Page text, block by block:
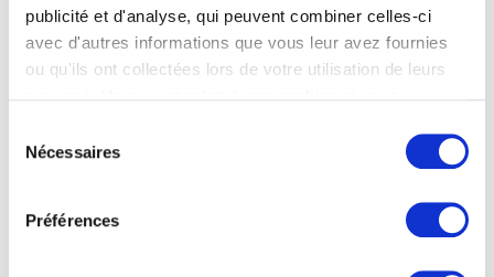
publicité et d'analyse, qui peuvent combiner celles-ci
avec d'autres informations que vous leur avez fournies
ou qu'ils ont collectées lors de votre utilisation de leurs
Nécessaires
Préférences